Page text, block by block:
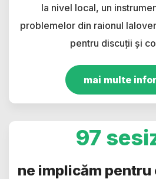
la nivel local, un
problemelor din raionul
pentru discuții și
mai multe
97
ne implicăm